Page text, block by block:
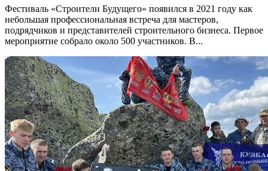
Фестиваль «Строители Будущего» появился в 2021 году как
небольшая профессиональная встреча для мастеров,
подрядчиков и представителей строительного бизнеса. Первое
мероприятие собрало около 500 участников. В...